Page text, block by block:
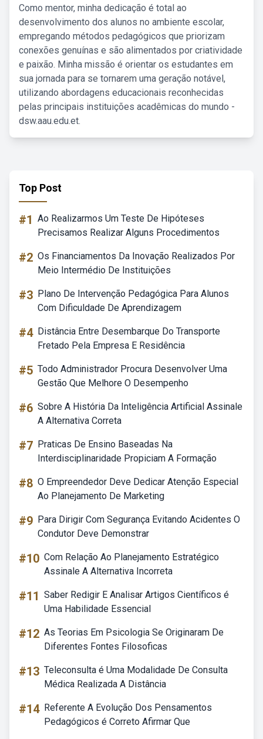
Como mentor, minha dedicação é total ao
desenvolvimento dos alunos no ambiente escolar,
empregando métodos pedagógicos que priorizam
conexões genuínas e são alimentados por criatividade
e paixão. Minha missão é orientar os estudantes em
sua jornada para se tornarem uma geração notável,
utilizando abordagens educacionais reconhecidas
pelas principais instituições acadêmicas do mundo -
dsw.aau.edu.et.
Top Post
#1 Ao Realizarmos Um Teste De Hipóteses
Precisamos Realizar Alguns Procedimentos
#2 Os Financiamentos Da Inovação Realizados Por
Meio Intermédio De Instituições
#3 Plano De Intervenção Pedagógica Para Alunos
Com Dificuldade De Aprendizagem
#4 Distância Entre Desembarque Do Transporte
Fretado Pela Empresa E Residência
#5 Todo Administrador Procura Desenvolver Uma
Gestão Que Melhore O Desempenho
#6 Sobre A História Da Inteligência Artificial Assinale
A Alternativa Correta
#7 Praticas De Ensino Baseadas Na
Interdisciplinaridade Propiciam A Formação
#8 O Empreendedor Deve Dedicar Atenção Especial
Ao Planejamento De Marketing
#9 Para Dirigir Com Segurança Evitando Acidentes O
Condutor Deve Demonstrar
#10 Com Relação Ao Planejamento Estratégico
Assinale A Alternativa Incorreta
#11 Saber Redigir E Analisar Artigos Científicos é
Uma Habilidade Essencial
#12 As Teorias Em Psicologia Se Originaram De
Diferentes Fontes Filosoficas
#13 Teleconsulta é Uma Modalidade De Consulta
Médica Realizada A Distância
#14 Referente A Evolução Dos Pensamentos
Pedagógicos é Correto Afirmar Que